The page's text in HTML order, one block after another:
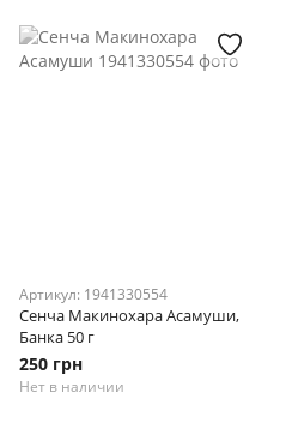
Артикул: 1941330554
Сенча Макинохара Асамуши,
Банка 50 г
250 грн
Нет в наличии